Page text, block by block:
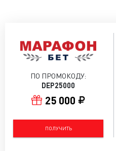
ПО ПРОМОКОДУ:
DEP25000
25 000
ПОЛУЧИТЬ